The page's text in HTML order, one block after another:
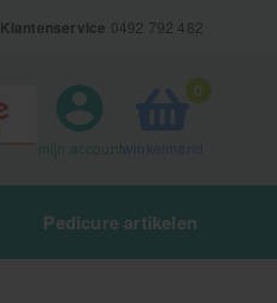
Klantenservice 0492 792 482
0
mijn account
Pedicure artikelen